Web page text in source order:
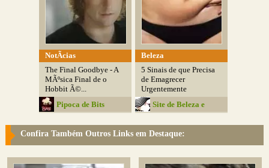
NotÃ­cias
The Final Goodbye - A
MÃºsica Final de o
Hobbit Ã©...
Pipoca de Bits
Beleza
5 Sinais de que Precisa
de Emagrecer
Urgentemente
Site de Beleza e
Confira Também Outros Links em Destaque: